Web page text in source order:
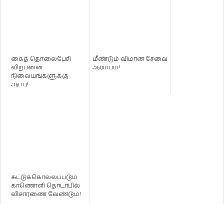
கைத் தொலைபேசி
விற்பனை
நிலையங்களுக்கு
ஆப்பு!
மீண்டும் விமான சேவை
ஆரம்பம்!
சுட்டுக்கொல்லப்படும்
காணொளி தொடா்பில்
விசாரணை வேண்டும்!